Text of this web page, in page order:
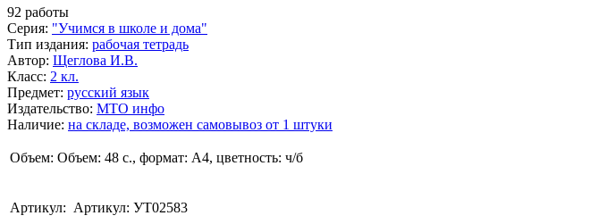
92 работы
Серия: "Учимся в школе и дома"
Тип издания: рабочая тетрадь
Автор: Щеглова И.В.
Класс: 2 кл.
Предмет: русский язык
Издательство: МТО инфо
Наличие: на складе, возможен самовывоз от 1 штуки
Объем: Объем: 48 с., формат: А4, цветность: ч/б
Артикул: Артикул: УТ02583